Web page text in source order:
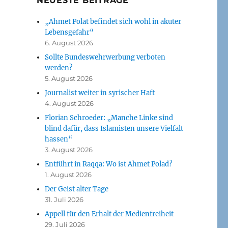
„Ahmet Polat befindet sich wohl in akuter
Lebensgefahr“
6. August 2026
Sollte Bundeswehrwerbung verboten
werden?
5. August 2026
Journalist weiter in syrischer Haft
4. August 2026
Florian Schroeder: „Manche Linke sind
blind dafür, dass Islamisten unsere Vielfalt
hassen“
3. August 2026
Entführt in Raqqa: Wo ist Ahmet Polad?
1. August 2026
Der Geist alter Tage
31. Juli 2026
Appell für den Erhalt der Medienfreiheit
29. Juli 2026